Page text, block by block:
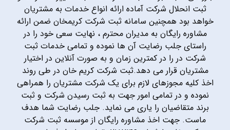
ثبت انحلال شرکت آماده ارائه انواع خدمات به مشتریان
خواهد بود همچنین سامانه ثبت شرکت کریمخان ضمن ارائه
مشاوره رایگان به مدیران محترم ، نهایت سعی خود را در
راستای جلب رضایت آن ها نموده و تمامی خدمات ثبت
شرکت در را در کمترین زمان و به صورت آنلاین در اختیار
مشتریان قرار می دهد.ثبت شرکت کریم خان در طی روند
اخذ کلیه مجوزهای لازم برای یک شرکت مشتریان را همراهی
نموده و در تمامی امور جهت به ثبت رسیدن شرکت و ثبت
برند متقاضیان را یاری می نماید. جلب رضایت شما هدف
ماست. جهت اخذ مشاوره رایگان از موسسه ثبت شرکت